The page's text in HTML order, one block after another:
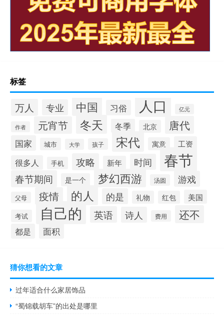
标签
万人 专业 中国 习俗 人口 亿元
作者 元宵节 冬天 冬季 北京 唐代
国家 城市 大学 孩子 宋代 寓意 工资
很多人 手机 攻略 新年 时间 春节
春节期间 是一个 梦幻西游 汤圆 游戏
父母 疫情 的人 的是 礼物 红包 美国
考试 自己的 英语 诗人 费用 还不
都是 面积
猜你想看的文章
过年适合什么家居饰品
“蜀锦载胡车”的出处是哪里